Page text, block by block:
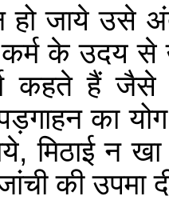
हो जाये उसे
कर्म के उदय
कहते हैं जैसे
का
मिठाई न
की उपमा